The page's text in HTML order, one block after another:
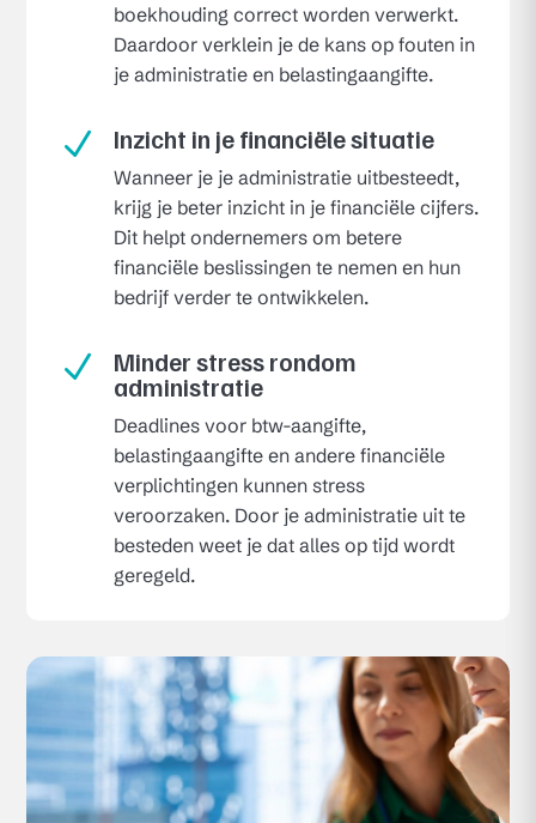
boekhouding correct worden verwerkt.
Daardoor verklein je de kans op fouten in
je administratie en belastingaangifte.
N Inzicht in je financiële situatie
Wanneer je je administratie uitbesteedt,
krijg je beter inzicht in je financiële cijfers.
Dit helpt ondernemers om betere
financiële beslissingen te nemen en hun
bedrijf verder te ontwikkelen.
N Minder stress rondom
administratie
Deadlines voor btw-aangifte,
belastingaangifte en andere financiële
verplichtingen kunnen stress
veroorzaken. Door je administratie uit te
besteden weet je dat alles op tijd wordt
geregeld.